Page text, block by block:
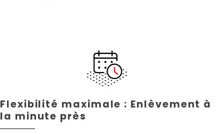
Flexibilité maximale : Enlèvement à
la minute près